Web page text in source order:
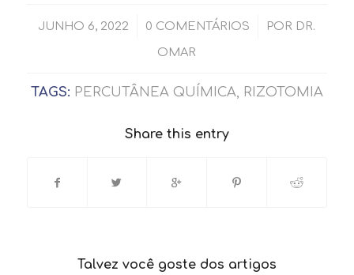
JUNHO 6, 2022
/ 0 COMENTÁRIOS
/ POR DR.
OMAR
TAGS: PERCUTÂNEA QUÍMICA, RIZOTOMIA
Share this entry
Talvez você goste dos artigos